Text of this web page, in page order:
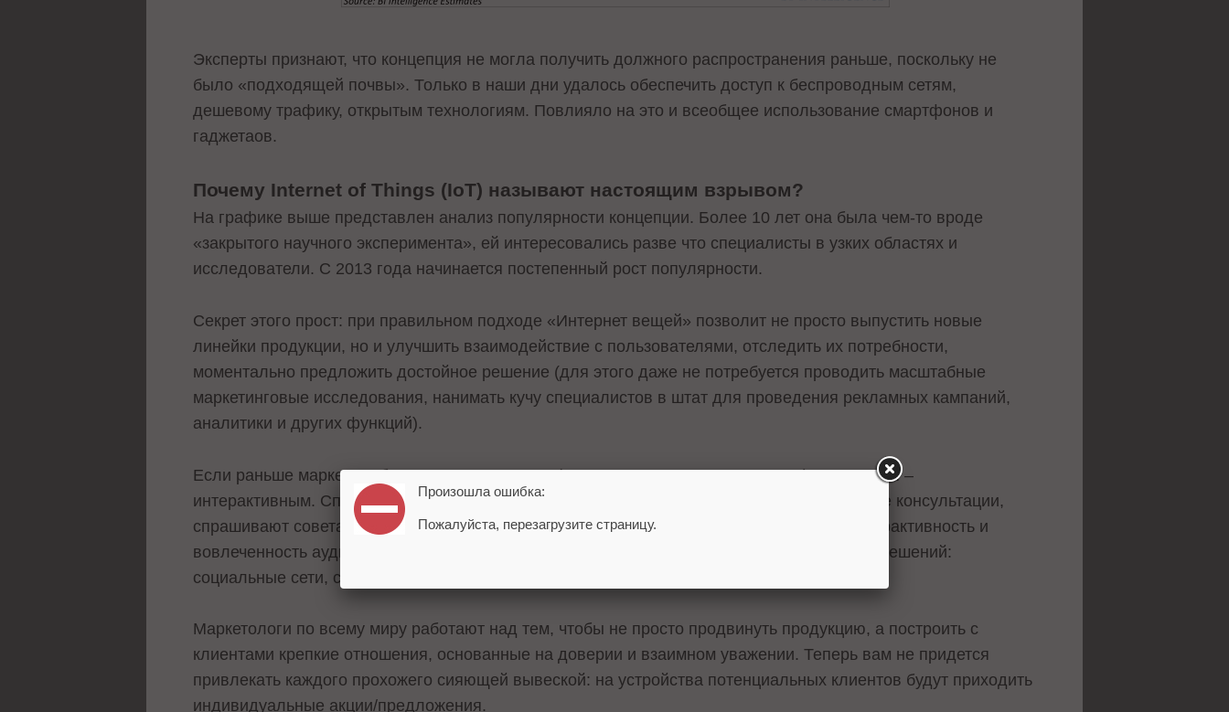
Эксперты признают, что концепция не могла получить должного распространения раньше, поскольку не
было «подходящей почвы». Только в наши дни удалось обеспечить доступ к беспроводным сетям,
дешевому трафику, открытым технологиям. Повлияло на это и всеобщее использование смартфонов и
гаджетаов.
Почему Internet of Things (IoT) называют настоящим взрывом?
На графике выше представлен анализ популярности концепции. Более 10 лет она была чем-то вроде
«закрытого научного эксперимента», ей интересовались разве что специалисты в узких областях и
исследователи. С 2013 года начинается постепенный рост популярности.
Секрет этого прост: при правильном подходе «Интернет вещей» позволит не просто выпустить новые
линейки продукции, но и улучшить взаимодействие с пользователями, отследить их потребности,
моментально предложить достойное решение (для этого даже не потребуется проводить масштабные
маркетинговые исследования, нанимать кучу специалистов в штат для проведения рекламных кампаний,
аналитики и других функций).
Если раньше маркетинг был «односторонним» (мы предлагаем – вы покупаете), то сегодня –
интерактивным. Специалисты отвечают на вопросы в социальных сетях, дают экспертные консультации,
спрашивают совета, проводят голосования и делают многое другое. Максимальная интерактивность и
вовлеченность аудитории требует использования принципиально новых инструментов и решений:
социальные сети, специальные приложения.
Маркетологи по всему миру работают над тем, чтобы не просто продвинуть продукцию, а построить с
клиентами крепкие отношения, основанные на доверии и взаимном уважении. Теперь вам не придется
привлекать каждого прохожего сияющей вывеской: на устройства потенциальных клиентов будут приходить
индивидуальные акции/предложения.
Произошла ошибка:
Пожалуйста, перезагрузите страницу.